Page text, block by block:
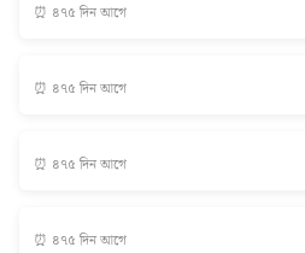
⏰ ৪৭৫ দিন আগে
⏰ ৪৭৫ দিন আগে
⏰ ৪৭৫ দিন আগে
⏰ ৪৭৫ দিন আগে